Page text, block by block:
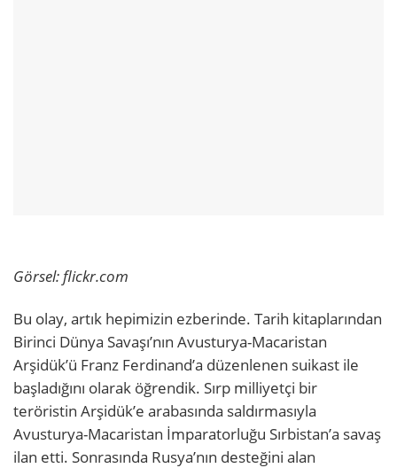
Görsel: flickr.com
Bu olay, artık hepimizin ezberinde. Tarih kitaplarından
Birinci Dünya Savaşı’nın Avusturya-Macaristan
Arşidük’ü Franz Ferdinand’a düzenlenen suikast ile
başladığını olarak öğrendik. Sırp milliyetçi bir
teröristin Arşidük’e arabasında saldırmasıyla
Avusturya-Macaristan İmparatorluğu Sırbistan’a savaş
ilan etti. Sonrasında Rusya’nın desteğini alan